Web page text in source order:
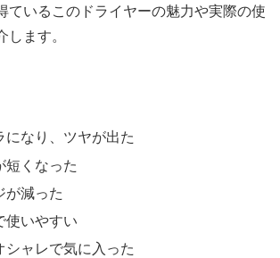
ているこのドライヤーの魅力や実際の使
します。
になり、ツヤが出た
短くなった
が減った
使いやすい
シャレで気に入った